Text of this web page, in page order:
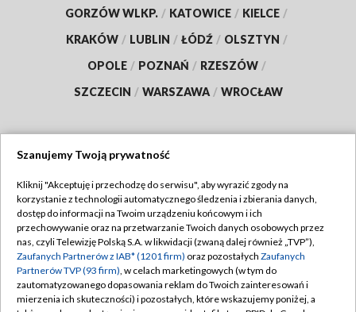
GORZÓW WLKP. / KATOWICE / KIELCE /
KRAKÓW / LUBLIN / ŁÓDŹ / OLSZTYN /
OPOLE / POZNAŃ / RZESZÓW /
SZCZECIN / WARSZAWA / WROCŁAW
TVP
Abonament TVP
Emisja w TVP
Centrum informacji TVP
Naziemna Telewizja Cyfrowa
Regulamin TVP
Polityka prywatności
Moje zgody
Pomoc
Szanujemy Twoją prywatność
Kliknij "Akceptuję i przechodzę do serwisu", aby wyrazić zgody na
korzystanie z technologii automatycznego śledzenia i zbierania danych,
dostęp do informacji na Twoim urządzeniu końcowym i ich
przechowywanie oraz na przetwarzanie Twoich danych osobowych przez
nas, czyli Telewizję Polską S.A. w likwidacji (zwaną dalej również „TVP”),
Zaufanych Partnerów z IAB* (1201 firm) oraz pozostałych Zaufanych
Partnerów TVP (93 firm), w celach marketingowych (w tym do
zautomatyzowanego dopasowania reklam do Twoich zainteresowań i
mierzenia ich skuteczności) i pozostałych, które wskazujemy poniżej, a